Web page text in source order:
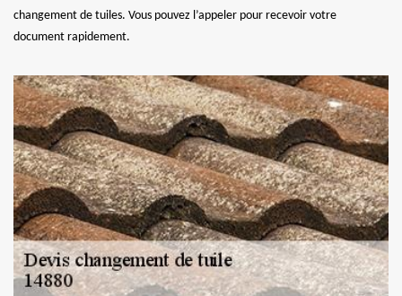
changement de tuiles. Vous pouvez l’appeler pour recevoir votre
document rapidement.